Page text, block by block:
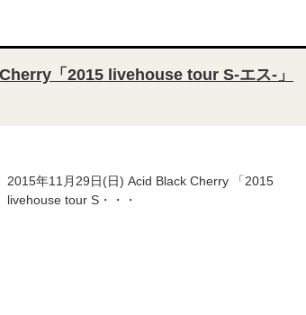
「2015 livehouse tour S-エス-」
2015年11月29日(日) Acid Black Cherry 「2015
livehouse tour S・・・